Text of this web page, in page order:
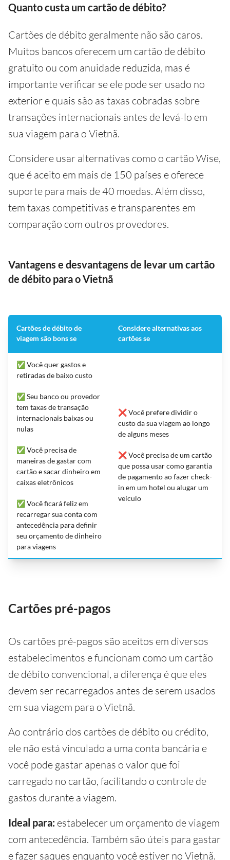
Quanto custa um cartão de débito?
Cartões de débito geralmente não são caros.
Muitos bancos oferecem um cartão de débito
gratuito ou com anuidade reduzida, mas é
importante verificar se ele pode ser usado no
exterior e quais são as taxas cobradas sobre
transações internacionais antes de levá-lo em
sua viagem para o Vietnã.
Considere usar alternativas como o cartão Wise,
que é aceito em mais de 150 países e oferece
suporte para mais de 40 moedas. Além disso,
tem taxas competitivas e transparentes em
comparação com outros provedores.
Vantagens e desvantagens de levar um cartão
de débito para o Vietnã
Cartões de débito de
viagem são bons se
Considere alternativas aos
cartões se
✅ Você quer gastos e
retiradas de baixo custo
✅ Seu banco ou provedor
tem taxas de transação
internacionais baixas ou
nulas
✅ Você precisa de
maneiras de gastar com
cartão e sacar dinheiro em
caixas eletrônicos
✅ Você ficará feliz em
recarregar sua conta com
antecedência para definir
seu orçamento de dinheiro
para viagens
❌ Você prefere dividir o
custo da sua viagem ao longo
de alguns meses
❌ Você precisa de um cartão
que possa usar como garantia
de pagamento ao fazer check-
in em um hotel ou alugar um
veículo
Cartões pré-pagos
Os cartões pré-pagos são aceitos em diversos
estabelecimentos e funcionam como um cartão
de débito convencional, a diferença é que eles
devem ser recarregados antes de serem usados
em sua viagem para o Vietnã.
Ao contrário dos cartões de débito ou crédito,
ele não está vinculado a uma conta bancária e
você pode gastar apenas o valor que foi
carregado no cartão, facilitando o controle de
gastos durante a viagem.
Ideal para: estabelecer um orçamento de viagem
com antecedência. Também são úteis para gastar
e fazer saques enquanto você estiver no Vietnã.